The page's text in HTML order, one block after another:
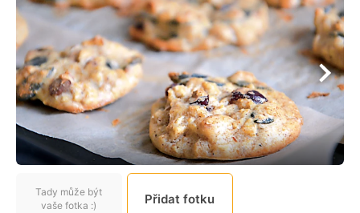
Tady může být
vaše fotka :)
Přidat fotku